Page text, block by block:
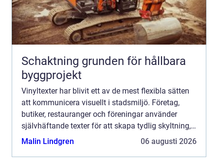
Schaktning grunden för hållbara
byggprojekt
Vinyltexter har blivit ett av de mest flexibla sätten
att kommunicera visuellt i stadsmiljö. Företag,
butiker, restauranger och föreningar använder
självhäftande texter för att skapa tydlig skyltning,
stärka sitt varumärke och göra lokaler mer inbjud...
Malin Lindgren 06 augusti 2026